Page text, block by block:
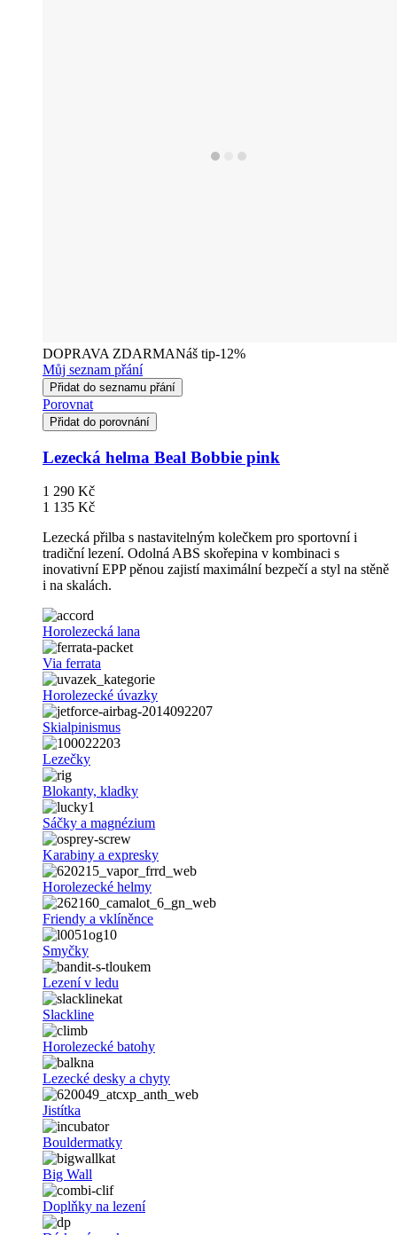
DOPRAVA ZDARMANáš tip-12%
Můj seznam přání
Přidat do seznamu přání
Porovnat
Přidat do porovnání
Lezecká helma Beal Bobbie pink
1 290 Kč
1 135 Kč
Lezecká přilba s nastavitelným kolečkem pro sportovní i
tradiční lezení. Odolná ABS skořepina v kombinaci s
inovativní EPP pěnou zajistí maximální bezpečí a styl na stěně
i na skalách.
Horolezecká lana
Via ferrata
Horolezecké úvazky
Skialpinismus
Lezečky
Blokanty, kladky
Sáčky a magnézium
Karabiny a expresky
Horolezecké helmy
Friendy a vklíněnce
Smyčky
Lezení v ledu
Slackline
Horolezecké batohy
Lezecké desky a chyty
Jistítka
Bouldermatky
Big Wall
Doplňky na lezení